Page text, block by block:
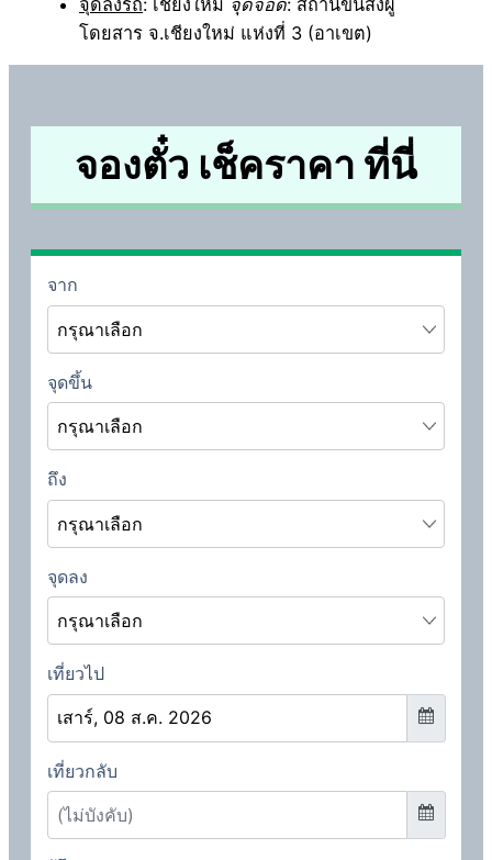
โดยสาร จ.เชียงใหม่ แห่งที่ 3 (อาเขต)
จองตั๋ว เช็คราคา ที่นี่